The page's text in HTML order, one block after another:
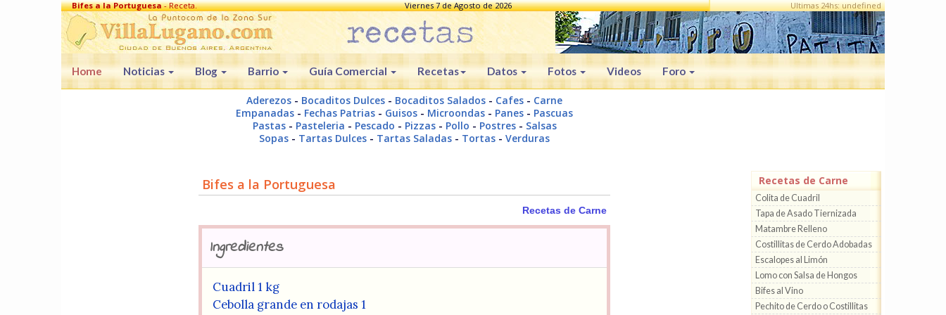
Bifes a la Portuguesa- Receta. Viernes 7 de Agosto de 2026 Ultimas 24hs: undefined
Home Noticias Blog Barrio Guía Comercial Recetas Datos Fotos Videos Foro
Aderezos - Bocaditos Dulces - Bocaditos Salados - Cafes - Carne
Empanadas - Fechas Patrias - Guisos - Microondas - Panes - Pascuas
Pastas- Pasteleria - Pescado - Pizzas- Pollo - Postres- Salsas
Sopas - Tartas Dulces - Tartas Saladas - Tortas - Verduras
Bifes a la Portuguesa
Recetas de Carne
Ingredientes
Cuadril 1 kg
Cebolla grande en rodajas 1
Recetas de Carne
Colita de Cuadril
Tapa de Asado Tiernizada
Matambre Relleno
Costillitas de Cerdo Adobadas
Escalopes al Limón
Lomo con Salsa de Hongos
Bifes al Vino
Pechito de Cerdo o Costillitas